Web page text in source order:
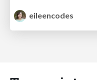
eileencodes